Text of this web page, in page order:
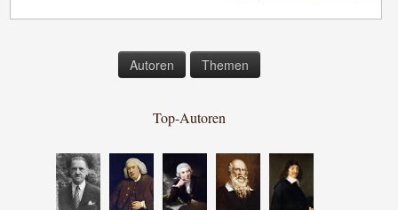
Autoren Themen
Top-Autoren